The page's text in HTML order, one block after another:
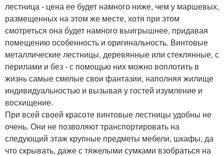
лестница - цена ее будет намного ниже, чем у маршевых,
размещенных на этом же месте, хотя при этом
смотреться она будет намного выигрышнее, придавая
помещению особенность и оригинальность. Винтовые
металлические лестницы, деревянные или стеклянные, с
перилами и без - с помощью них можно воплотить в
жизнь самые смелые свои фантазии, наполняя жилище
индивидуальностью и вызывая у гостей изумление и
восхищение.
При всей своей красоте винтовые лестницы удобны не
очень. Они не позволяют транспортировать на
следующий этаж крупные предметы мебели, шкафы, да
что скрывать, даже с тяжелыми сумками взобраться на